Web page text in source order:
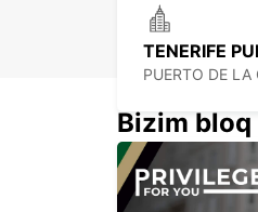
PUERTO DE LA
Bizim